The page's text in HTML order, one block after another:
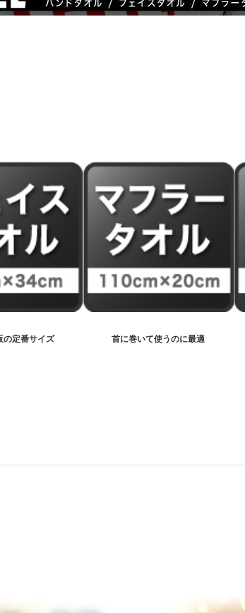
の定番サイズ 首に巻いて使うのに最適